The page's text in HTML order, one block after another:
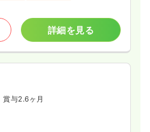
詳細を見る
賞与2.6ヶ月